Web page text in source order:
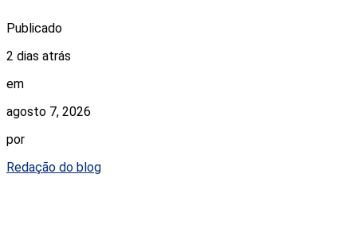
Publicado
2 dias atrás
em
agosto 7, 2026
por
Redação do blog